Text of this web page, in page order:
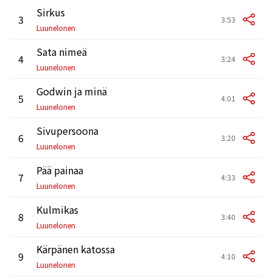
3 Sirkus
Luunelonen
3:53
4 Sata nimeä
Luunelonen
3:24
5 Godwin ja minä
Luunelonen
4:01
6 Sivupersoona
Luunelonen
3:20
7 Pää painaa
Luunelonen
4:33
8 Kulmikas
Luunelonen
3:40
9 Kärpänen katossa
Luunelonen
4:10